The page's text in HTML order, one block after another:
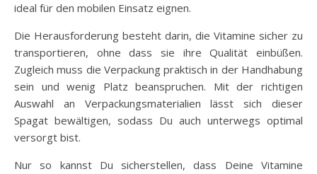
ideal für den mobilen Einsatz eignen.
Die Herausforderung besteht darin, die Vitamine sicher zu
transportieren, ohne dass sie ihre Qualität einbüßen.
Zugleich muss die Verpackung praktisch in der Handhabung
sein und wenig Platz beanspruchen. Mit der richtigen
Auswahl an Verpackungsmaterialien lässt sich dieser
Spagat bewältigen, sodass Du auch unterwegs optimal
versorgt bist.
Nur so kannst Du sicherstellen, dass Deine Vitamine